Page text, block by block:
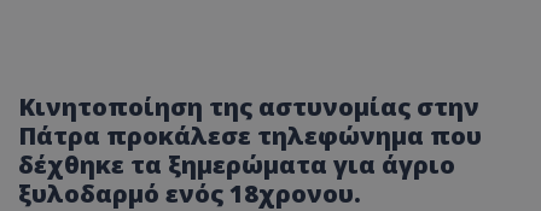
Κινητοποίηση της αστυνομίας στην
Πάτρα προκάλεσε τηλεφώνημα που
δέχθηκε τα ξημερώματα για άγριο
ξυλοδαρμό ενός 18χρονου.